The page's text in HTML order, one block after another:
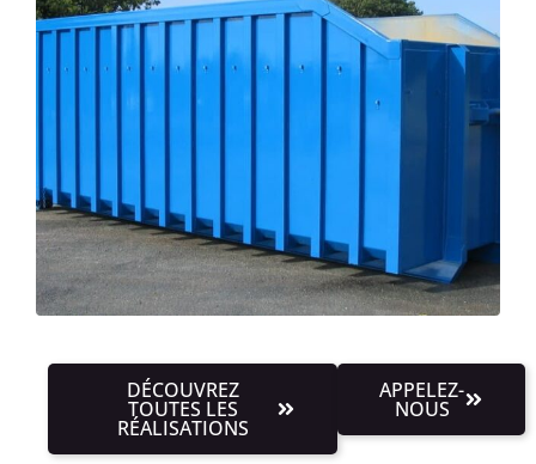
DÉCOUVREZ
TOUTES LES
RÉALISATIONS
APPELEZ-
NOUS